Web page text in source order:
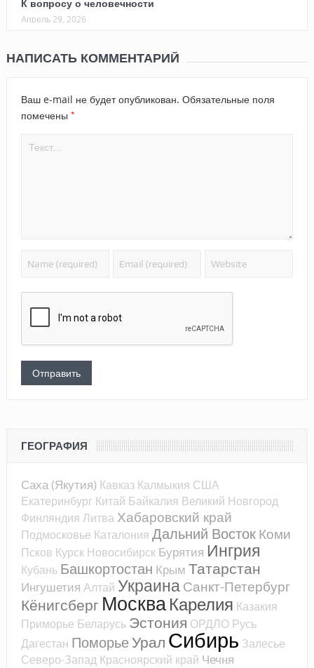
К вопросу о человечности
Апрель 29, 2026
НАПИСАТЬ КОММЕНТАРИЙ
Ваш e-mail не будет опубликован. Обязательные поля
помечены *
ГЕОГРАФИЯ
Саха (Якутия) Кавказ Калмыкия США
Екатеринбург Китай Байкалия Великий Новгород
Финляндия Литва Хабаровский край
Подмосковье Каталония Дальний Восток Коми
Псков Курск Новосибирск Бурятия Ингрия
Кубань Башкортостан Крым Татарстан
Ингушетия Алтай Украина Санкт-Петербург
Кёнигсберг МоскваКарелия Казакия
Приморье Беларусь Эстония ОРДЛО Русь
Дагестан ПоморьеУрал Сибирь Залесье
Северо-Запад Красноярский край Чечня